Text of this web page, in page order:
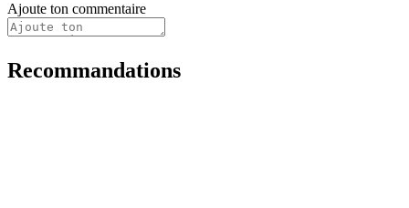
Ajoute ton commentaire
Recommandations